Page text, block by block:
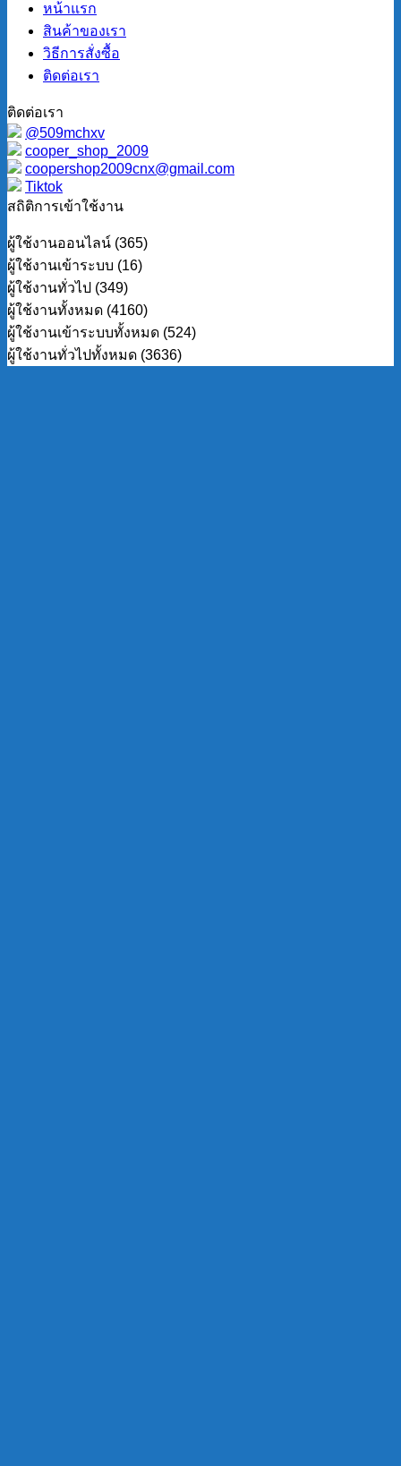
หน้าแรก
สินค้าของเรา
วิธีการสั่งซื้อ
ติดต่อเรา
ติดต่อเรา
@509mchxv
cooper_shop_2009
coopershop2009cnx@gmail.com
Tiktok
สถิติการเข้าใช้งาน
ผู้ใช้งานออนไลน์ (365)
ผู้ใช้งานเข้าระบบ (16)
ผู้ใช้งานทั่วไป (349)
ผู้ใช้งานทั้งหมด (4160)
ผู้ใช้งานเข้าระบบทั้งหมด (524)
ผู้ใช้งานทั่วไปทั้งหมด (3636)